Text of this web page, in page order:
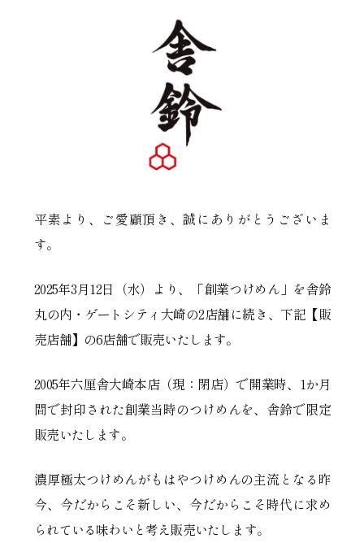
平素より、ご愛顧頂き、誠にありがとうございま
す。
2025年3月12日（水）より、「創業つけめん」を舎鈴
丸の内・ゲートシティ大崎の2店舗に続き、下記【販
売店舗】の6店舗で販売いたします。
2005年六厘舎大崎本店（現：閉店）で開業時、1か月
間で封印された創業当時のつけめんを、舎鈴で限定
販売いたします。
濃厚極太つけめんがもはやつけめんの主流となる昨
今、今だからこそ新しい、今だからこそ時代に求め
られている味わいと考え販売いたします。